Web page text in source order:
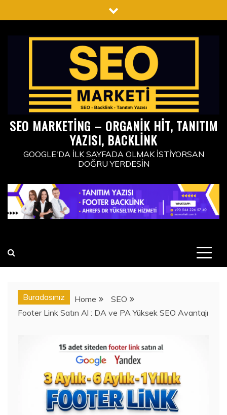
to
SEO MARKETING – ORGANIK HIT, TANITIM
YAZISI, BACKLINK
GOOGLE'DA İLK SAYFADA OLMAK İSTIYORSAN
DOĞRU YERDESIN
Buradasınız Home
SEO
Footer Link Satın Al : DA ve PA Yüksek SEO Avantajı